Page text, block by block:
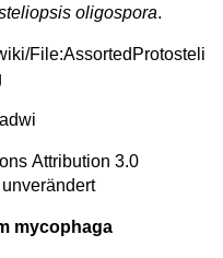
oligospora.
File:AssortedProtosteli
Attribution 3.0
unverändert
mycophaga